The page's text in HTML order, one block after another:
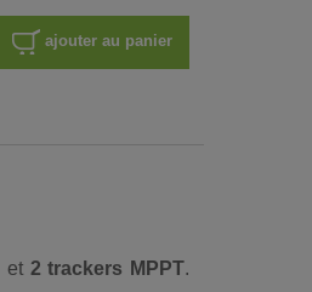
ajouter au panier
et 2 trackers MPPT.